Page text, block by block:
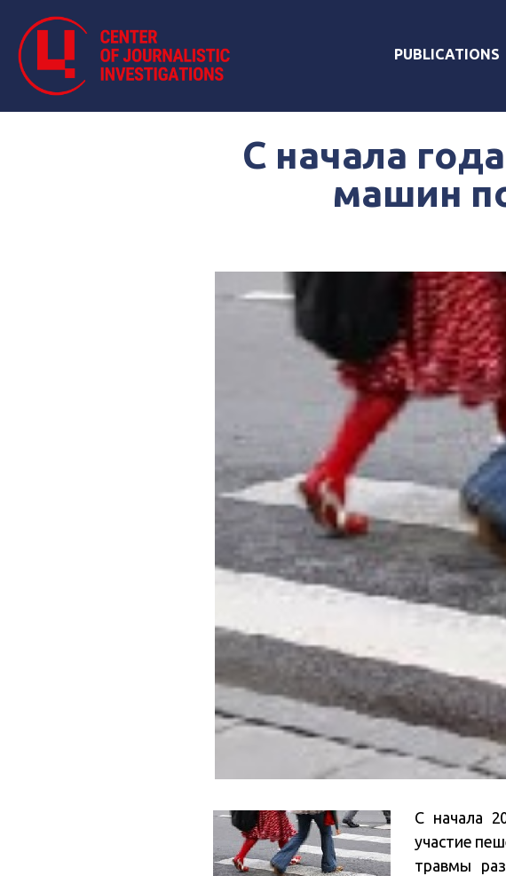
PUBLICATIONS
С начала
машин
С начала
участие
травмы